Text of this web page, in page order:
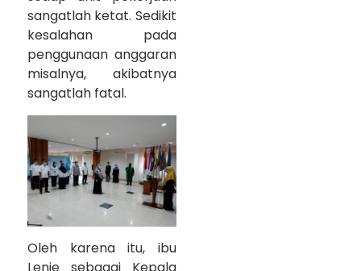
sangatlah ketat. Sedikit
kesalahan pada
penggunaan anggaran
misalnya, akibatnya
sangatlah fatal.
Oleh karena itu, ibu
Lenie sebagai Kepala